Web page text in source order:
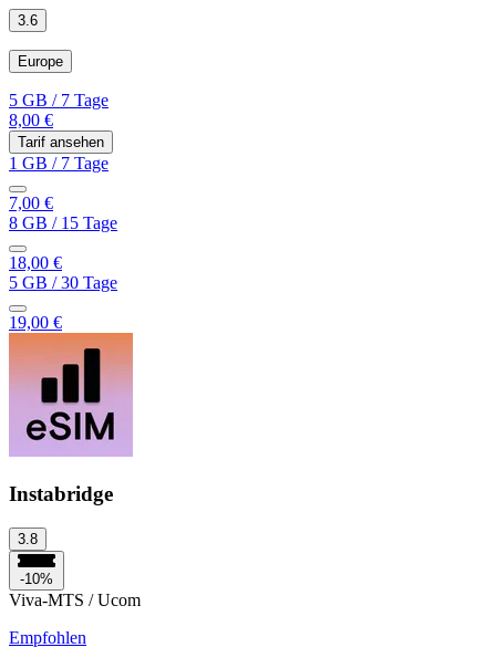
3.6
Europe
5 GB /7 Tage
8,00 €
Tarif ansehen
1 GB /7 Tage
7,00 €
8 GB /15 Tage
18,00 €
5 GB /30 Tage
19,00 €
Instabridge
3.8
-10%
Viva-MTS / Ucom
Empfohlen